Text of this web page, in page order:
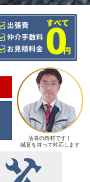
店長の岡村です！
誠意を持って対応します